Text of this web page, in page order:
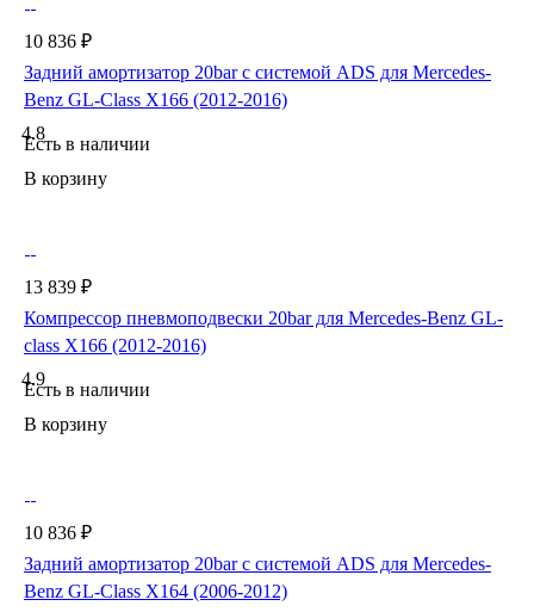
10 836 ₽
Задний амортизатор 20bar с системой ADS для Mercedes-
Benz GL-Class X166 (2012-2016)
4.8
Есть в наличии
В корзину
13 839 ₽
Компрессор пневмоподвески 20bar для Mercedes-Benz GL-
class X166 (2012-2016)
4.9
Есть в наличии
В корзину
10 836 ₽
Задний амортизатор 20bar с системой ADS для Mercedes-
Benz GL-Class X164 (2006-2012)